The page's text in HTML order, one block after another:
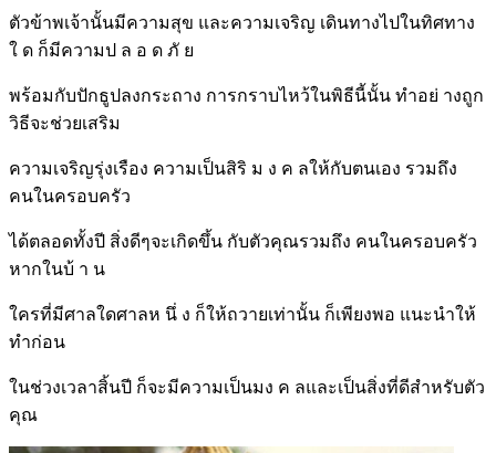
ตัวข้าพเจ้านั้นมีความสุข และความเจริญ เดินทางไปในทิศทาง
ใ ด ก็มีความป ล อ ด ภั ย
พร้อมกับปักธูปลงกระถาง การกราบไหว้ในพิธีนี้นั้น ทำอย่ างถูก
วิธีจะช่วยเสริม
ความเจริญรุ่งเรือง ความเป็นสิริ ม ง ค ลให้กับตนเอง รวมถึง
คนในครอบครัว
ได้ตลอดทั้งปี สิ่งดีๆจะเกิดขึ้น กับตัวคุณรวมถึง คนในครอบครัว
หากในบ้ า น
ใครที่มีศาลใดศาลห นึ่ ง ก็ให้ถวายเท่านั้น ก็เพียงพอ แนะนำให้
ทำก่อน
ในช่วงเวลาสิ้นปี ก็จะมีความเป็นมง ค ลและเป็นสิ่งที่ดีสำหรับตัว
คุณ